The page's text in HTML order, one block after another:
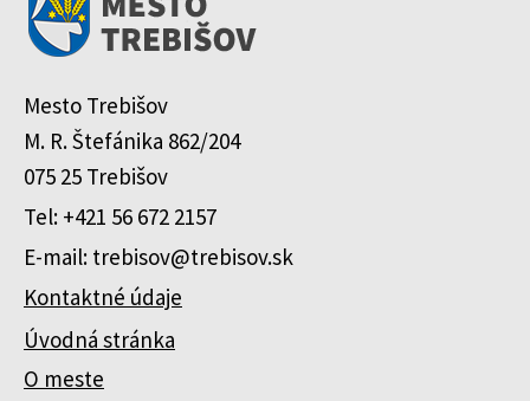
Mesto Trebišov
M. R. Štefánika 862/204
075 25 Trebišov
Tel: +421 56 672 2157
E-mail: trebisov@trebisov.sk
Kontaktné údaje
Úvodná stránka
O meste